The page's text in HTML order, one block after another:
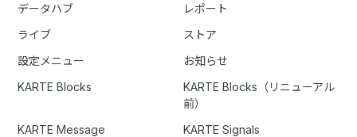
データハブ
レポート
ライブ
ストア
設定メニュー
お知らせ
KARTE Blocks
KARTE Blocks（リニューアル
前）
KARTE Message
KARTE Signals